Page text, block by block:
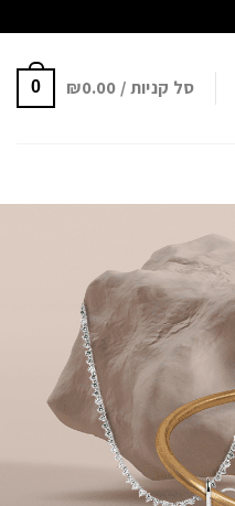
סל קניות / ₪0.00
0